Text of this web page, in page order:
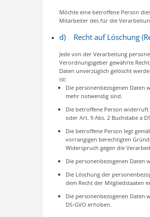
Möchte eine betroffene Person
Mitarbeiter des für die
d) Recht auf Löschung
Jede von der Verarbeitung
Verordnungsgeber gewährte
Daten unverzüglich gelöscht
ist:
Die personenbezogenen Daten
mehr notwendig sind.
Die betroffene Person widerruft
oder Art. 9 Abs. 2 Buchstabe a
Die betroffene Person legt
vorrangigen berechtigten
Widerspruch gegen die
Die personenbezogenen
Die Löschung der
dem Recht der Mitgliedstaaten
Die personenbezogenen Daten
DS-GVO erhoben.